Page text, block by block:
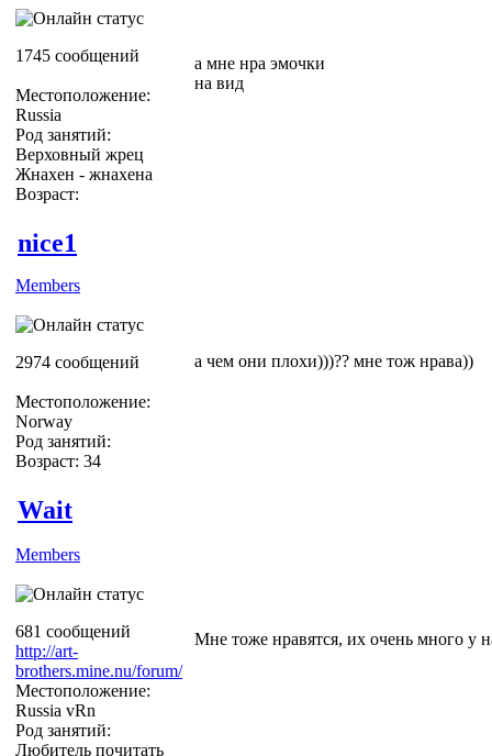
1745 сообщений
Местоположение:
Russia
Род занятий:
Верховный жрец
Жнахен - жнахена
Возраст:
а мне нра эмочки
на вид
nice1
Members
2974 сообщений
Местоположение:
Norway
Род занятий:
Возраст: 34
а чем они плохи)))?? мне тож нрава))
Wait
Members
681 сообщений
http://art-
brothers.mine.nu/forum/
Местоположение:
Russia vRn
Род занятий:
Любитель почитать
Мне тоже нравятся, их очень много у